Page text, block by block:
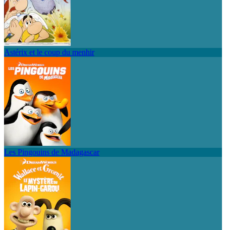
Astérix et le coup du menhir
Les Pingouins de Madagascar